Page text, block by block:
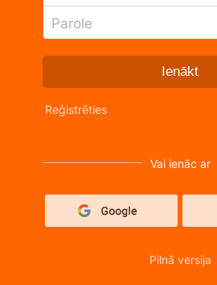
Parole
Ienākt
Reģistrēties
Vai ienāc ar
Pilnā versija